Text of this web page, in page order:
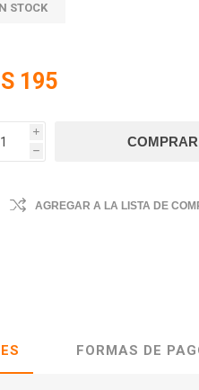
STOCK
195
i
h
AGREGAR A LA LISTA DE
FORMAS DE